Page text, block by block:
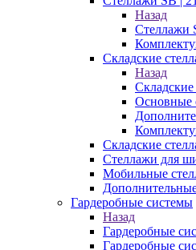
Назад
Стеллажи
Складские
Назад
Основные
Складские
Стеллажи для
Мобильные
Гардеробные системы
Назад
Гардеробные
Гардеробные